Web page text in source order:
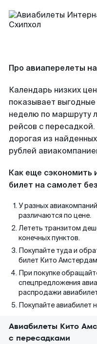
Про авиаперелеты
Календарь низких
показывает
неделю по маршруту
рейсов с
дорогая из
рублей
Как еще сэкономить
билет на самолет
У разных
различаются по цене.
Лететь транзитом
конечных пунктов.
Покупайте туда и
билет Кито
При покупке
спецпредложения
распродажи
Покупайте авиабилет
Авиабилеты Кито
с пересадками